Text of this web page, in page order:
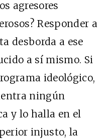
agresores
Responder a
desborda a ese
a sí mismo. Si
ideológico,
ningún
y lo halla en el
injusto, la